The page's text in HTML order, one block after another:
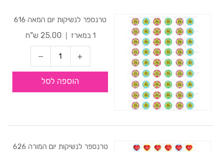
טרנספר לנשיקות יום המאה 616
1 במארז
25.00 ש"ח
הוספה לסל
טרנספר לנשיקות יום המורה 626